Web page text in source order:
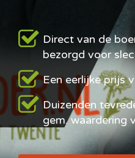
Direct van de
bezorgd voor
Een eerlijke prijs
Duizenden
gem. waardering